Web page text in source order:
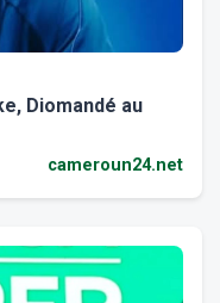
Diomandé au
cameroun24.net